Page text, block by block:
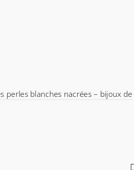
perles blanches nacrées – bijoux de